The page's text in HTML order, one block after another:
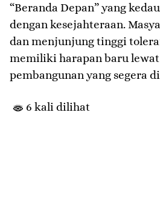
“Beranda Depan” yang
dengan kesejahteraan.
dan menjunjung tinggi
memiliki harapan baru
pembangunan yang segera
6 kali dilihat